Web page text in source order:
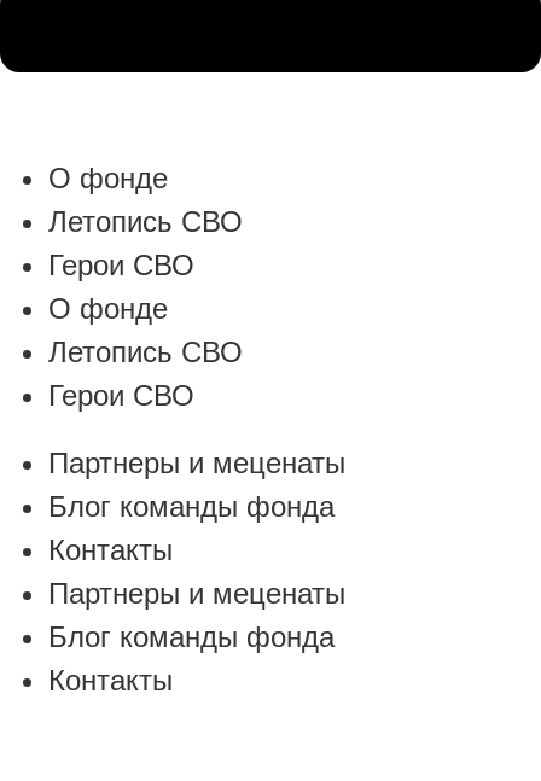
О фонде
Летопись СВО
Герои СВО
О фонде
Летопись СВО
Герои СВО
Партнеры и меценаты
Блог команды фонда
Контакты
Партнеры и меценаты
Блог команды фонда
Контакты